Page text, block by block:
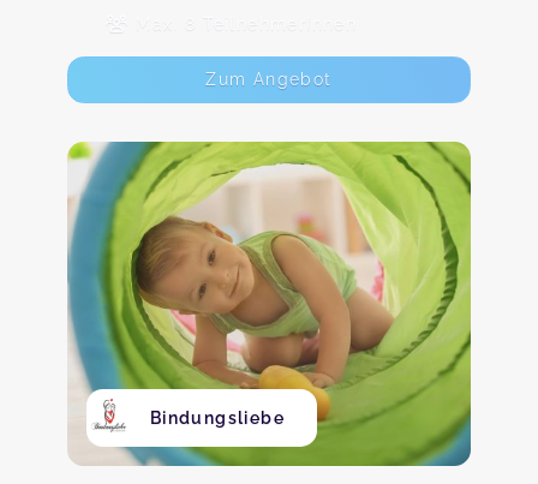
Max. 8 TeilnehmerInnen
Zum Angebot
Bindungsliebe